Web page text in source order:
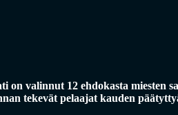
on valinnut 12 ehdokasta miesten
tekevät pelaajat kauden